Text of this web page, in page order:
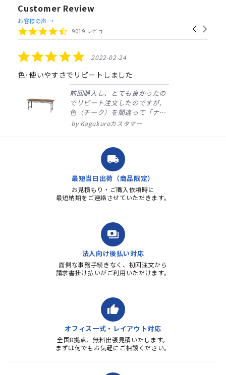
Customer Review
Reviews
carousel
Carousel
arrows
4.4
star
9019 レビュー
お客様の声 →
5.0
star
rating
2022-02-24
色･使いやすさでリピートしました
前回購入し、とても良かったの
でリピート注文したのですが、
色（チーク）を間違って「ナチ
ュラル」としてしまいました。
ました。商品到着も早く、品
質・使いやすさで満足していま
す。また、リピートするときは
よろしくお...
Kagukuroカスタマー
local_shipping
最短当日出荷（商品限定）
お見積もり・ご購入依頼時に
最短納期をご連絡させていただきます。
payments
法人向け後払い対応
面倒な事務手続きなく、初回注文から
請求書掛け払いがご利用いただけます。
thumb_up
オフィス一式・レイアウト対応
全国8拠点、無料出張見積いたします。
まずは何でもお気軽にご相談ください。